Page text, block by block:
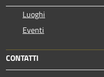
Luoghi
Eventi
CONTATTI